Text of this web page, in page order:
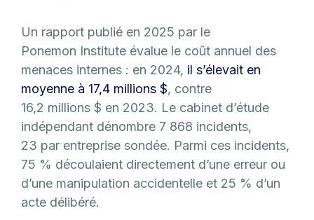
Un rapport publié en 2025 par le
Ponemon Institute évalue le coût annuel des
menaces internes : en 2024, il s’élevait en
moyenne à 17,4 millions $, contre
16,2 millions $ en 2023. Le cabinet d’étude
indépendant dénombre 7 868 incidents,
23 par entreprise sondée. Parmi ces incidents,
75 % découlaient directement d’une erreur ou
d’une manipulation accidentelle et 25 % d’un
acte délibéré.